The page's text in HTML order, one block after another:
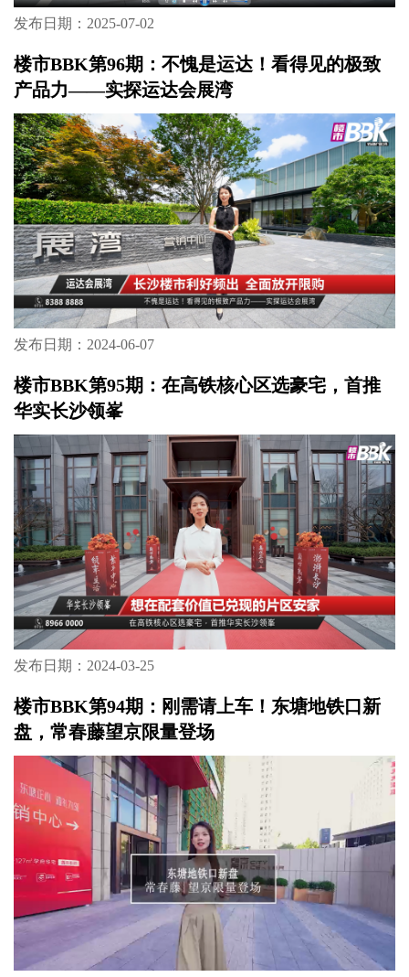
发布日期：2025-07-02
楼市BBK第96期：不愧是运达！看得见的极致
产品力——实探运达会展湾
发布日期：2024-06-07
楼市BBK第95期：在高铁核心区选豪宅，首推
华实长沙领峯
发布日期：2024-03-25
楼市BBK第94期：刚需请上车！东塘地铁口新
盘，常春藤望京限量登场